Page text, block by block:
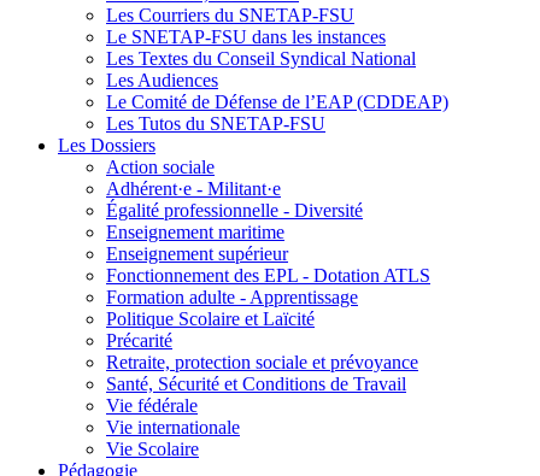
Les Courriers du SNETAP-FSU
Le SNETAP-FSU dans les instances
Les Textes du Conseil Syndical National
Les Audiences
Le Comité de Défense de l’EAP (CDDEAP)
Les Tutos du SNETAP-FSU
Les Dossiers
Action sociale
Adhérent·e - Militant·e
Égalité professionnelle - Diversité
Enseignement maritime
Enseignement supérieur
Fonctionnement des EPL - Dotation ATLS
Formation adulte - Apprentissage
Politique Scolaire et Laïcité
Précarité
Retraite, protection sociale et prévoyance
Santé, Sécurité et Conditions de Travail
Vie fédérale
Vie internationale
Vie Scolaire
Pédagogie